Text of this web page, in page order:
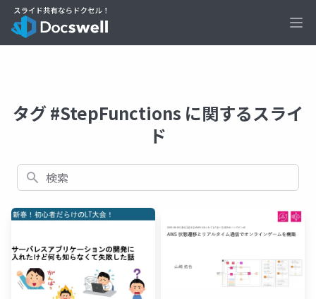
タグ #StepFunctions に関するスライ
ド
検索